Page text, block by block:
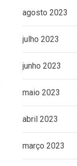
agosto 2023
julho 2023
junho 2023
maio 2023
abril 2023
março 2023